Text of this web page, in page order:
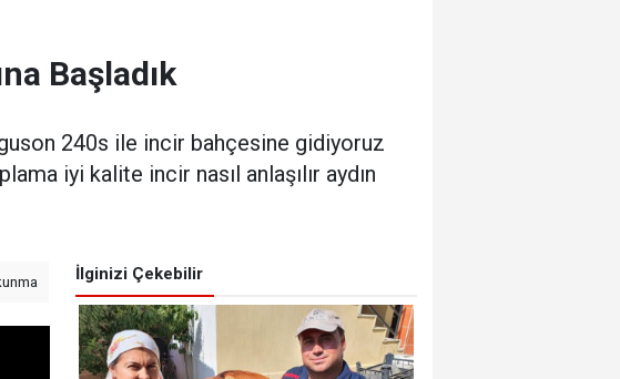
Başladık
240s ile incir bahçesine gidiyoruz
iyi kalite incir nasıl anlaşılır aydın
İlginizi Çekebilir